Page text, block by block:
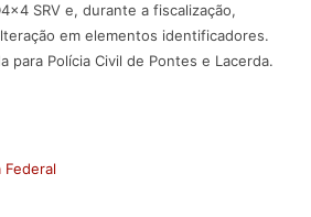
SRV e, durante a fiscalização,
em elementos identificadores.
para Polícia Civil de Pontes e Lacerda.
Federal